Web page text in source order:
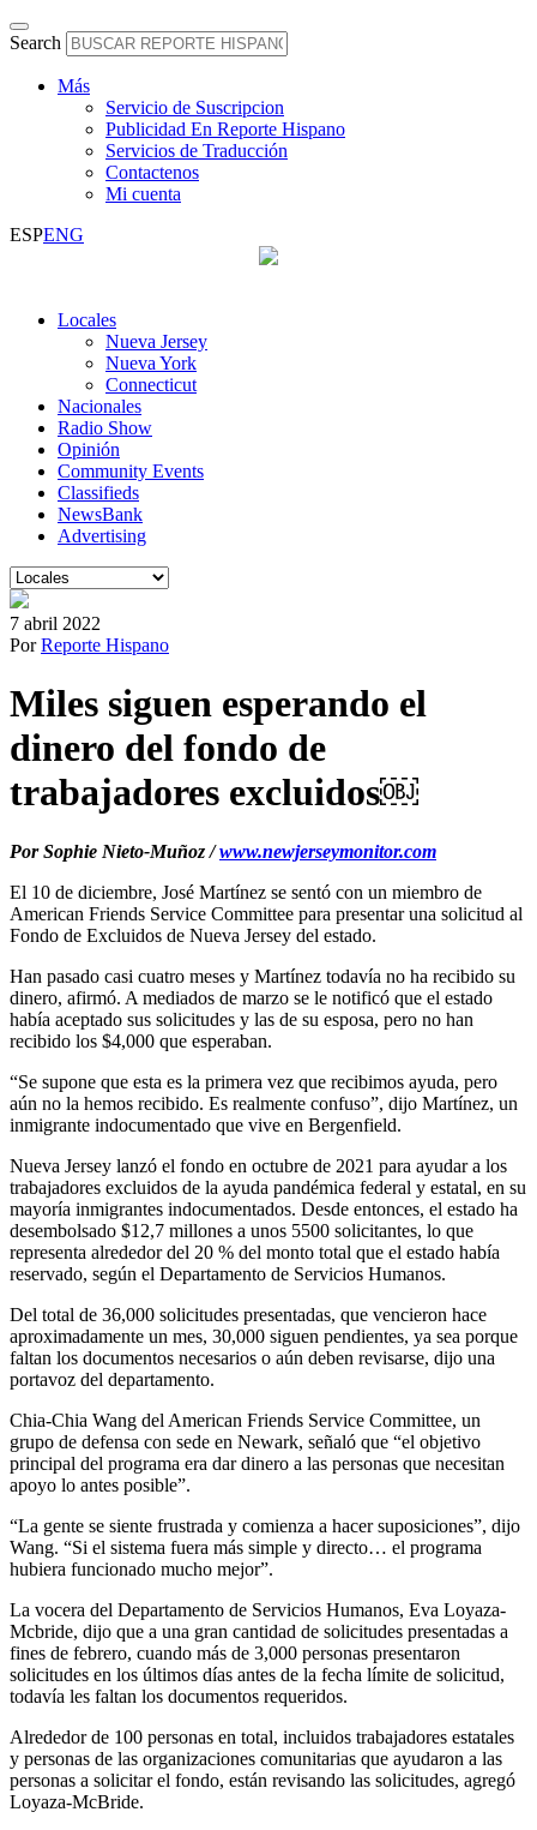
Search
Más
Servicio de Suscripcion
Publicidad En Reporte Hispano
Servicios de Traducción
Contactenos
Mi cuenta
ESPENG
Locales
Nueva Jersey
Nueva York
Connecticut
Nacionales
Radio Show
Opinión
Community Events
Classifieds
NewsBank
Advertising
7 abril 2022
PorReporte Hispano
Miles siguen esperando el
dinero del fondo de
trabajadores excluidos￼
Por Sophie Nieto-Muñoz /www.newjerseymonitor.com
El 10 de diciembre, José Martínez se sentó con un miembro de
American Friends Service Committee para presentar una solicitud al
Fondo de Excluidos de Nueva Jersey del estado.
Han pasado casi cuatro meses y Martínez todavía no ha recibido su
dinero, afirmó. A mediados de marzo se le notificó que el estado
había aceptado sus solicitudes y las de su esposa, pero no han
recibido los $4,000 que esperaban.
“Se supone que esta es la primera vez que recibimos ayuda, pero
aún no la hemos recibido. Es realmente confuso”, dijo Martínez, un
inmigrante indocumentado que vive en Bergenfield.
Nueva Jersey lanzó el fondo en octubre de 2021 para ayudar a los
trabajadores excluidos de la ayuda pandémica federal y estatal, en su
mayoría inmigrantes indocumentados. Desde entonces, el estado ha
desembolsado $12,7 millones a unos 5500 solicitantes, lo que
representa alrededor del 20 % del monto total que el estado había
reservado, según el Departamento de Servicios Humanos.
Del total de 36,000 solicitudes presentadas, que vencieron hace
aproximadamente un mes, 30,000 siguen pendientes, ya sea porque
faltan los documentos necesarios o aún deben revisarse, dijo una
portavoz del departamento.
Chia-Chia Wang del American Friends Service Committee, un
grupo de defensa con sede en Newark, señaló que “el objetivo
principal del programa era dar dinero a las personas que necesitan
apoyo lo antes posible”.
“La gente se siente frustrada y comienza a hacer suposiciones”, dijo
Wang. “Si el sistema fuera más simple y directo… el programa
hubiera funcionado mucho mejor”.
La vocera del Departamento de Servicios Humanos, Eva Loyaza-
Mcbride, dijo que a una gran cantidad de solicitudes presentadas a
fines de febrero, cuando más de 3,000 personas presentaron
solicitudes en los últimos días antes de la fecha límite de solicitud,
todavía les faltan los documentos requeridos.
Alrededor de 100 personas en total, incluidos trabajadores estatales
y personas de las organizaciones comunitarias que ayudaron a las
personas a solicitar el fondo, están revisando las solicitudes, agregó
Loyaza-McBride.